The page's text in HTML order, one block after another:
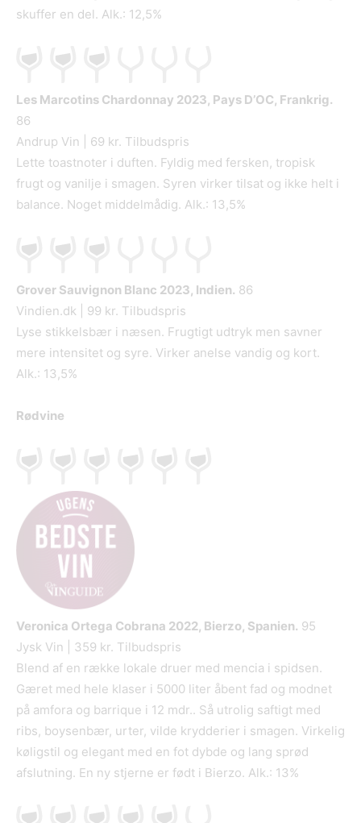
skuffer en del. Alk.: 12,5%
Les Marcotins Chardonnay 2023, Pays D’OC, Frankrig.
86
Andrup Vin | 69 kr. Tilbudspris
Lette toastnoter i duften. Fyldig med fersken, tropisk
frugt og vanilje i smagen. Syren virker tilsat og ikke helt i
balance. Noget middelmådig. Alk.: 13,5%
Grover Sauvignon Blanc 2023, Indien. 86
Vindien.dk | 99 kr. Tilbudspris
Lyse stikkelsbær i næsen. Frugtigt udtryk men savner
mere intensitet og syre. Virker anelse vandig og kort.
Alk.: 13,5%
Rødvine
Veronica Ortega Cobrana 2022, Bierzo, Spanien. 95
Jysk Vin | 359 kr. Tilbudspris
Blend af en række lokale druer med mencia i spidsen.
Gæret med hele klaser i 5000 liter åbent fad og modnet
på amfora og barrique i 12 mdr.. Så utrolig saftigt med
ribs, boysenbær, urter, vilde krydderier i smagen. Virkelig
køligstil og elegant med en fot dybde og lang sprød
afslutning. En ny stjerne er født i Bierzo. Alk.: 13%